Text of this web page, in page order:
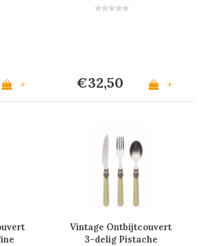
+ €32,50 +
Vintage Ontbijtcouvert
3-delig Pistache